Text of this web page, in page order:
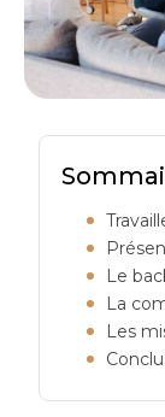
Le
La
Les